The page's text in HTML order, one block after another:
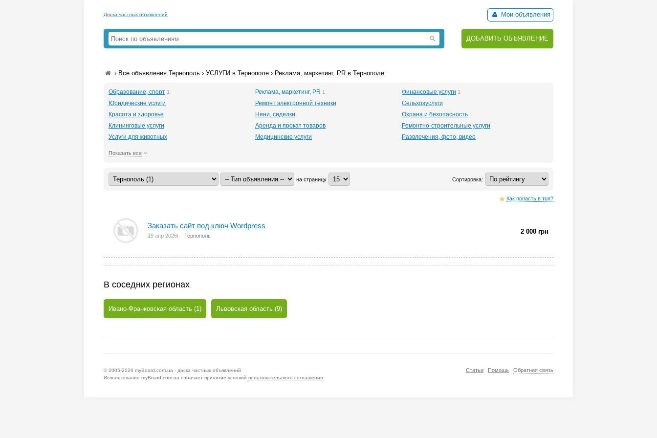
Доска частных объявлений Мои объявления
ДОБАВИТЬ ОБЪЯВЛЕНИЕ
› Все объявления Тернополь ›УСЛУГИ в Тернополе › Реклама, маркетинг, PR в Тернополе
Образование, спорт 1 Реклама, маркетинг, PR 1 Финансовые услуги 1
Юридические услуги Ремонт электронной техники
Сельхозуслуги
Красота и здоровье
Няни, сиделки
Охрана и безопасность
Клининговые услуги
Аренда и прокат товаров
Ремонтно-строительные услуги
Услуги для животных
Медицинские услуги Развлечения, фото, видео
Показать все
на страницу Сортировка:
Как попасть в топ?
Заказать сайт под ключ Wordpress
19 апр 2026г. Тернополь
2 000 грн
В соседних регионах
Ивано-Франковская область (1) Львовская область (9)
Статьи Помощь Обратная связь
© 2005-2026 myBoard.com.ua - доска частных объявлений
Использование myBoard.com.ua означает принятие условий пользовательского соглашения